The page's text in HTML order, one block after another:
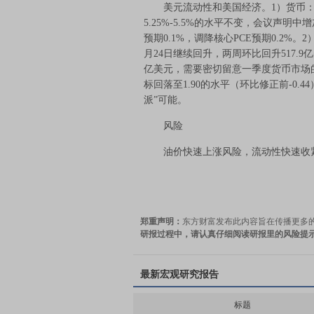
美元流动性和美国经济。1）货币：
5.25%-5.5%的水平不变，会议声明中
预期0.1%，调降核心PCE预期0.2%。
月24日继续回升，两周环比回升517.9
亿美元，需要密切留意一季度货币市
标回落至1.90的水平（环比修正前-
派”可能。
风险
油价快速上涨风险，流动性快速收
郑重声明： 东方财富发布此内容旨在传播更多
研报过程中，请认真仔细阅读研报里的风险提
最新宏观研究报告
标题